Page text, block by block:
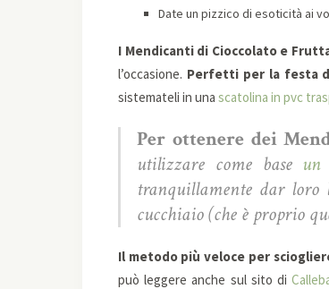
Date un pizzico di esoticità ai
I Mendicanti di Cioccolato e
l’occasione. Perfetti per la festa
sistemateli in una scatolina in pvc
Per ottenere dei
utilizzare come base un
tranquillamente dar
cucchiaio (che è proprio
Il metodo più veloce per
può leggere anche sul sito di